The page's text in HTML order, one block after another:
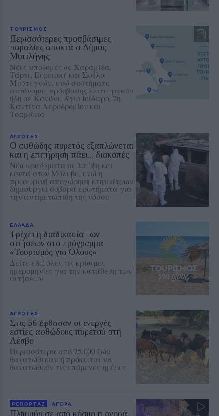
ΤΟΥΡΙΣΜΟΣ
Περισσότερες προσβάσιμες
παραλίες αποκτά ο Δήμος
Μυτιλήνης
Νέες υποδομές σε Χαραμίδα,
Τάρτι, Ευρειακή και Σκάλα
Μυστεγνών, ενώ συστήματα
αυτόνομης πρόσβασης λειτουργούν
ήδη σε Κανόνι, Άγιο Ισίδωρο, 2η
Καντίνα Αεροδρομίου και
Τσαμάκια
ΑΓΡΟΤΕΣ
Ο αφθώδης πυρετός εξαπλώνεται
και η επιτήρηση πάει... διακοπές
Νέα κρούσματα σε Στύψη και
κοντά στον Μόλυβο, ενώ η
προσωρινή αποχώρηση κτηνιάτρων
δημιουργεί σοβαρά ερωτήματα για
την αντιμετώπιση της νόσου
ΕΛΛΑΔΑ
Τρέχει η διαδικασία των
αιτήσεων στο πρόγραμμα
«Τουρισμός για Όλους»
Δείτε εδώ όλες τις κρίσιμες
ημερομηνίες για την κατάθεση των
αιτήσεων
ΑΓΡΟΤΕΣ
Στις 56 έφθασαν οι ενεργές
εστίες αφθώδους πυρετού στη
Λέσβο
Περισσότερα από 75.000 ζώα
θανατώθηκαν ή πρόκειται να
θανατωθούν τις επόμενες ημέρες
ΡΕΠΟΡΤΑΖ ΑΓΟΡΑ
Πλημμύρισε από κόσμο η αγορά